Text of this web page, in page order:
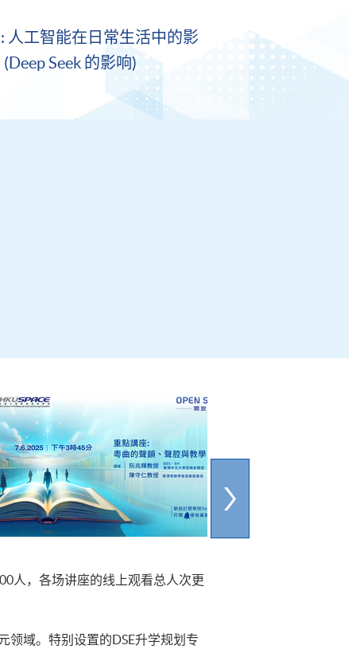
人工智能在日常生活中的影
Seek 的影响)
人，各场讲座的线上观看总人次更
领域。特别设置的DSE升学规划专